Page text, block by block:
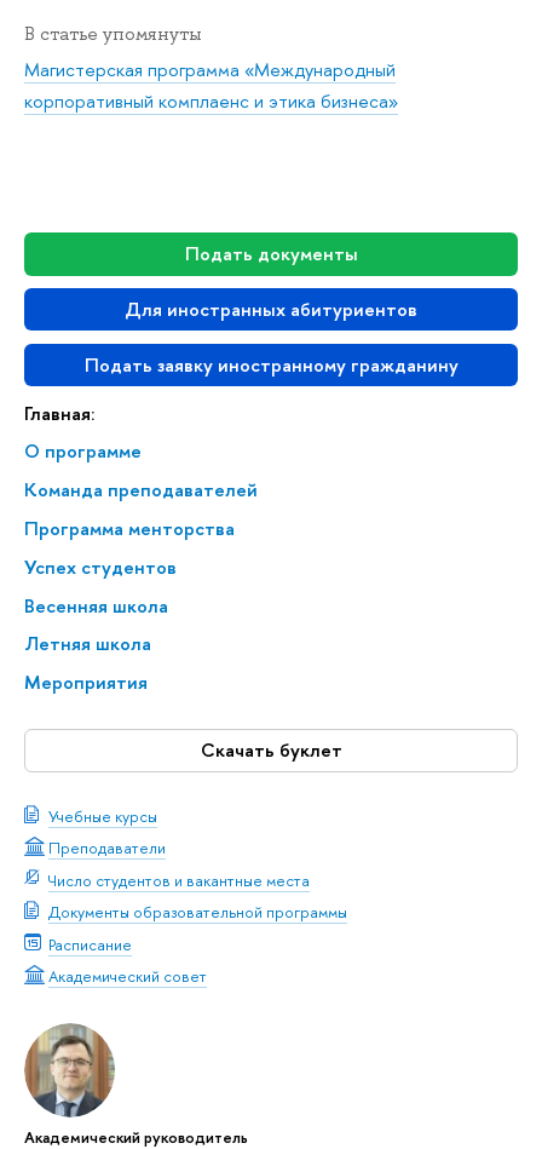
Подать документы
Для иностранных абитуриентов
Подать заявку иностранному гражданину
Главная:
О программе
Команда преподавателей
Программа менторства
Успех студентов
Весенняя школа
Летняя школа
Мероприятия
Скачать буклет
Учебные курсы
Преподаватели
Число студентов и вакантные места
Документы образовательной программы
Расписание
Академический совет
Академический руководитель
В статье упомянуты
Магистерская программа «Международный
корпоративный комплаенс и этика бизнеса»